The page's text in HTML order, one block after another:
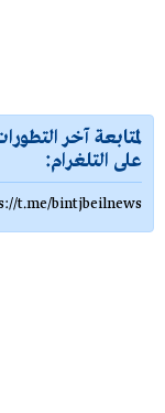
لمتابعة آخر
على التلغرام:
t.me/bintjbeilnews